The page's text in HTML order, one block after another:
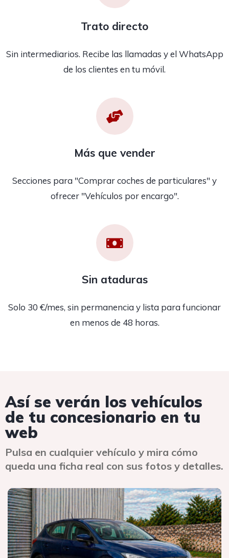
Trato directo
Sin intermediarios. Recibe las llamadas y el WhatsApp
de los clientes en tu móvil.
Más que vender
Secciones para "Comprar coches de particulares" y
ofrecer "Vehículos por encargo".
Sin ataduras
Solo 30 €/mes, sin permanencia y lista para funcionar
en menos de 48 horas.
Así se verán los vehículos
de tu concesionario en tu
web
Pulsa en cualquier vehículo y mira cómo
queda una ficha real con sus fotos y detalles.